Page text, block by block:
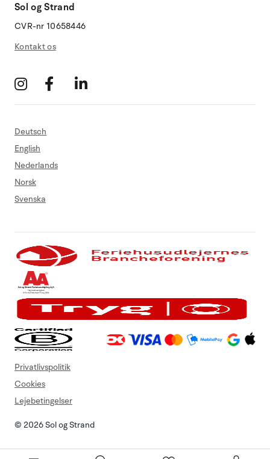
Sol og Strand
CVR-nr 10658446
Kontakt os
Deutsch
English
Nederlands
Norsk
Svenska
© 2026 Sol og Strand
Privatlivspolitik
Cookies
Lejebetingelser